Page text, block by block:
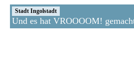
Stadt Ingolstadt
Und es hat VROOOOM!